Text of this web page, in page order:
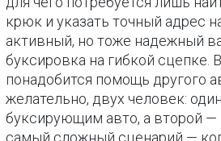
крюк и указать точный адрес
активный, но тоже надежный
буксировка на гибкой сцепке.
понадобится помощь другого
желательно, двух человек:
буксирующим авто, а второй
самый сложный сценарий —